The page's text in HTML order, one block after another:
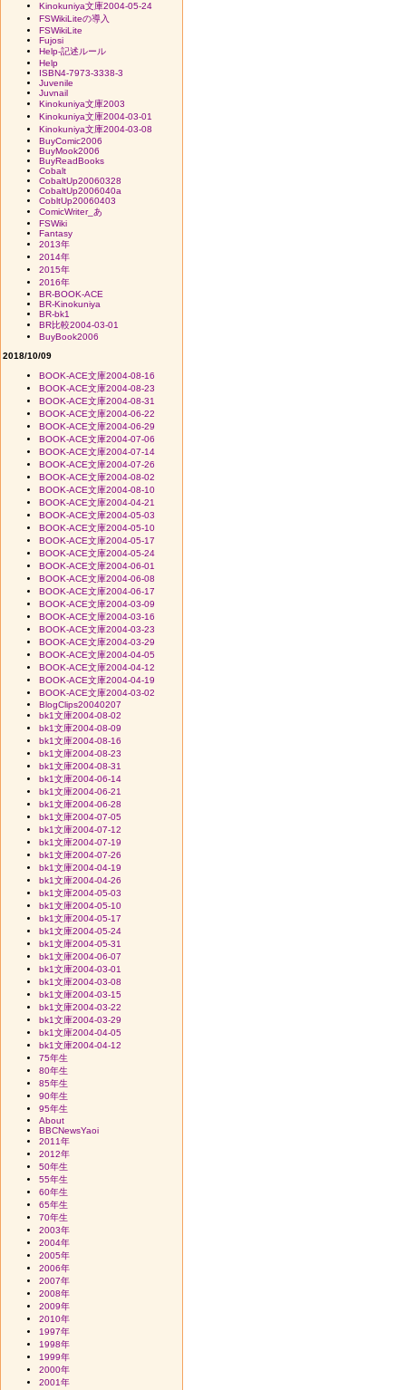
Kinokuniya文庫2004-05-24
FSWikiLiteの導入
FSWikiLite
Fujosi
Help-記述ルール
Help
ISBN4-7973-3338-3
Juvenile
Juvnail
Kinokuniya文庫2003
Kinokuniya文庫2004-03-01
Kinokuniya文庫2004-03-08
BuyComic2006
BuyMook2006
BuyReadBooks
Cobalt
CobaltUp20060328
CobaltUp2006040a
CobltUp20060403
ComicWriter_あ
FSWiki
Fantasy
2013年
2014年
2015年
2016年
BR-BOOK-ACE
BR-Kinokuniya
BR-bk1
BR比較2004-03-01
BuyBook2006
2018/10/09
BOOK-ACE文庫2004-08-16
BOOK-ACE文庫2004-08-23
BOOK-ACE文庫2004-08-31
BOOK-ACE文庫2004-06-22
BOOK-ACE文庫2004-06-29
BOOK-ACE文庫2004-07-06
BOOK-ACE文庫2004-07-14
BOOK-ACE文庫2004-07-26
BOOK-ACE文庫2004-08-02
BOOK-ACE文庫2004-08-10
BOOK-ACE文庫2004-04-21
BOOK-ACE文庫2004-05-03
BOOK-ACE文庫2004-05-10
BOOK-ACE文庫2004-05-17
BOOK-ACE文庫2004-05-24
BOOK-ACE文庫2004-06-01
BOOK-ACE文庫2004-06-08
BOOK-ACE文庫2004-06-17
BOOK-ACE文庫2004-03-09
BOOK-ACE文庫2004-03-16
BOOK-ACE文庫2004-03-23
BOOK-ACE文庫2004-03-29
BOOK-ACE文庫2004-04-05
BOOK-ACE文庫2004-04-12
BOOK-ACE文庫2004-04-19
BOOK-ACE文庫2004-03-02
BlogClips20040207
bk1文庫2004-08-02
bk1文庫2004-08-09
bk1文庫2004-08-16
bk1文庫2004-08-23
bk1文庫2004-08-31
bk1文庫2004-06-14
bk1文庫2004-06-21
bk1文庫2004-06-28
bk1文庫2004-07-05
bk1文庫2004-07-12
bk1文庫2004-07-19
bk1文庫2004-07-26
bk1文庫2004-04-19
bk1文庫2004-04-26
bk1文庫2004-05-03
bk1文庫2004-05-10
bk1文庫2004-05-17
bk1文庫2004-05-24
bk1文庫2004-05-31
bk1文庫2004-06-07
bk1文庫2004-03-01
bk1文庫2004-03-08
bk1文庫2004-03-15
bk1文庫2004-03-22
bk1文庫2004-03-29
bk1文庫2004-04-05
bk1文庫2004-04-12
75年生
80年生
85年生
90年生
95年生
About
BBCNewsYaoi
2011年
2012年
50年生
55年生
60年生
65年生
70年生
2003年
2004年
2005年
2006年
2007年
2008年
2009年
2010年
1997年
1998年
1999年
2000年
2001年